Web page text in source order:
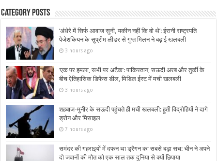
Category Posts
‘अंधेरे में सिर्फ आवाज सुनी, यकीन नहीं कि वो थे’: ईरानी राष्ट्रपति
पेजेशकियन के सुप्रीम लीडर से गुप्त मिलन ने बढ़ाई खलबली
3 hours ago
‘एक पर हमला, सभी पर अटैक’: पाकिस्तान, सऊदी अरब और तुर्की के
बीच ऐतिहासिक डिफेंस डील, मिडिल ईस्ट में मची खलबली
3 hours ago
शहबाज-मुनीर के सऊदी पहुंचते ही मची खलबली: हूती विद्रोहियों ने दागे
ड्रोन और मिसाइल
7 hours ago
समंदर की गहराइयों में दफन था ड्रैगन का सबसे बड़ा सच: चीन ने अपने
दो जवानों की मौत को एक साल तक दुनिया से क्यों छिपाया